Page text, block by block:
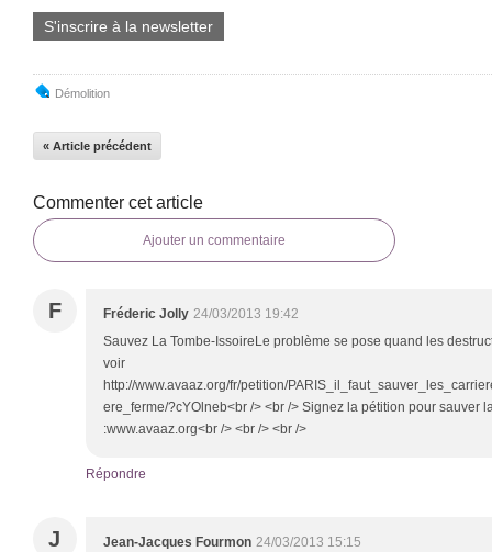
S'inscrire à la newsletter
Démolition
« Article précédent
Commenter cet article
Ajouter un commentaire
F Fréderic Jolly 24/03/2013 19:42
Sauvez La Tombe-IssoireLe problème se pose quand les
voir
http://www.avaaz.org/fr/petition/
ere_ferme/?cYOlneb<br /> <br /> Signez la pétition pour sauver
:www.avaaz.org<br /> <br /> <br />
Répondre
J Jean-Jacques Fourmon 24/03/2013 15:15